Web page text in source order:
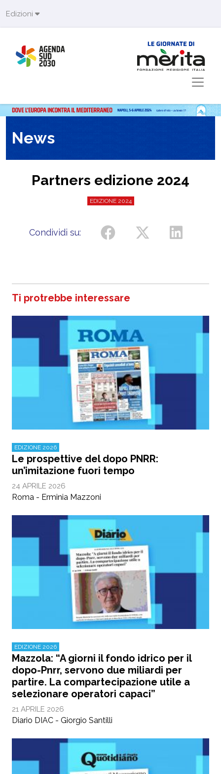
Edizioni
News
Partners edizione 2024
EDIZIONE 2024
Condividi su:
Ti protrebbe interessare
EDIZIONE 2026
Le prospettive del dopo PNRR:
un’imitazione fuori tempo
24 APRILE 2026
Roma - Erminia Mazzoni
EDIZIONE 2026
Mazzola: “A giorni il fondo idrico per il
dopo-Pnrr, servono due miliardi per
partire. La compartecipazione utile a
selezionare operatori capaci”
21 APRILE 2026
Diario DIAC - Giorgio Santilli